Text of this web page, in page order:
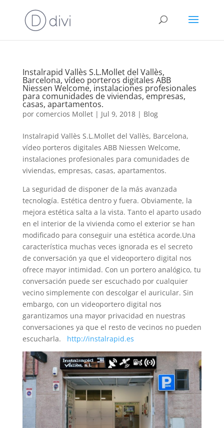
Instalrapid Vallès S.L.Mollet del Vallès,
Barcelona, vídeo porteros digitales ABB
Niessen Welcome, instalaciones profesionales
para comunidades de viviendas, empresas,
casas, apartamentos.
por comercios Mollet| Jul 9, 2018| Blog
Instalrapid Vallès S.L.Mollet del Vallès, Barcelona,
vídeo porteros digitales ABB Niessen Welcome,
instalaciones profesionales para comunidades de
viviendas, empresas, casas, apartamentos.
La seguridad de disponer de la más avanzada
tecnología. Estética dentro y fuera. Obviamente, la
mejora estética salta a la vista. Tanto el aparto usado
en el interior de la vivienda como el exterior se han
modificado para conseguir una estética acorde.Una
característica muchas veces ignorada es el secreto
de conversación ya que el videoportero digital nos
ofrece mayor intimidad. Con un portero analógico, tu
conversación puede ser escuchado por cualquier
vecino simplemente con descolgar el auricular. Sin
embargo, con un videoportero digital nos
garantizamos una mayor privacidad en nuestras
conversaciones ya que el resto de vecinos no pueden
escucharla. http://instalrapid.es